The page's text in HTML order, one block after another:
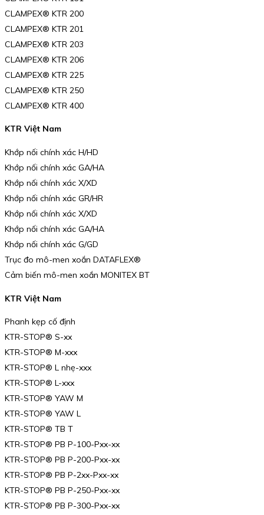
CLAMPEX® KTR 200
CLAMPEX® KTR 201
CLAMPEX® KTR 203
CLAMPEX® KTR 206
CLAMPEX® KTR 225
CLAMPEX® KTR 250
CLAMPEX® KTR 400
KTR Việt Nam
Khớp nối chính xác H/HD
Khớp nối chính xác GA/HA
Khớp nối chính xác X/XD
Khớp nối chính xác GR/HR
Khớp nối chính xác X/XD
Khớp nối chính xác GA/HA
Khớp nối chính xác G/GD
Trục đo mô-men xoắn DATAFLEX®
Cảm biến mô-men xoắn MONITEX BT
KTR Việt Nam
Phanh kẹp cố định
KTR-STOP® S-xx
KTR-STOP® M-xxx
KTR-STOP® L nhẹ-xxx
KTR-STOP® L-xxx
KTR-STOP® YAW M
KTR-STOP® YAW L
KTR-STOP® TB T
KTR-STOP® PB P-100-Pxx-xx
KTR-STOP® PB P-200-Pxx-xx
KTR-STOP® PB P-2xx-Pxx-xx
KTR-STOP® PB P-250-Pxx-xx
KTR-STOP® PB P-300-Pxx-xx